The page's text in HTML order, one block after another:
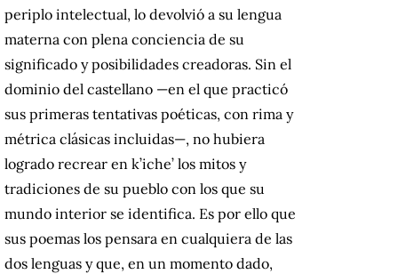
periplo intelectual, lo devolvió a su lengua
materna con plena conciencia de su
significado y posibilidades creadoras. Sin el
dominio del castellano —en el que practicó
sus primeras tentativas poéticas, con rima y
métrica clásicas incluidas—, no hubiera
logrado recrear en k’iche’ los mitos y
tradiciones de su pueblo con los que su
mundo interior se identifica. Es por ello que
sus poemas los pensara en cualquiera de las
dos lenguas y que, en un momento dado,